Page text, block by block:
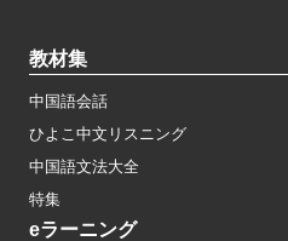
教材集
中国語会話
ひよこ中文リスニング
中国語文法大全
特集
eラーニング